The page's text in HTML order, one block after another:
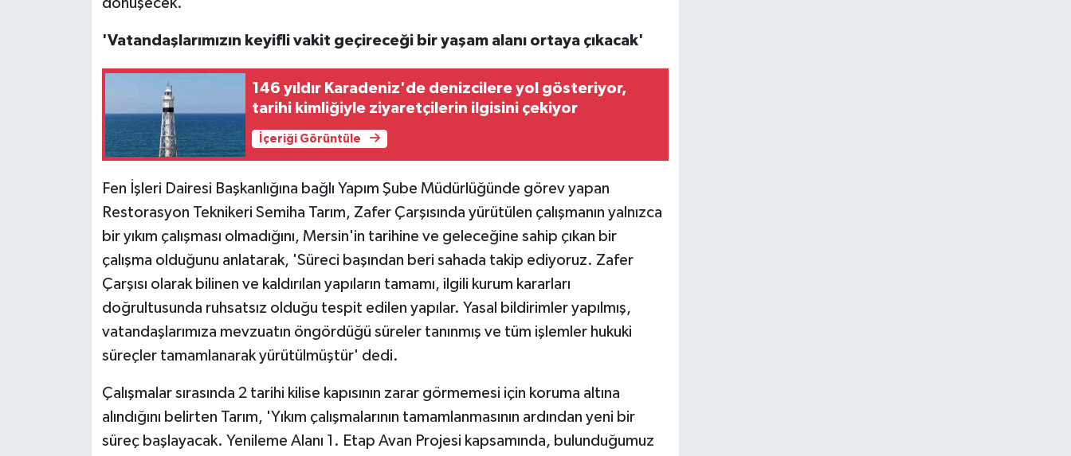
dönüşecek.
'Vatandaşlarımızın keyifli vakit geçireceği bir yaşam alanı ortaya çıkacak'
146 yıldır Karadeniz'de denizcilere yol gösteriyor,
tarihi kimliğiyle ziyaretçilerin ilgisini çekiyor
İçeriği Görüntüle
Fen İşleri Dairesi Başkanlığına bağlı Yapım Şube Müdürlüğünde görev yapan
Restorasyon Teknikeri Semiha Tarım, Zafer Çarşısında yürütülen çalışmanın yalnızca
bir yıkım çalışması olmadığını, Mersin'in tarihine ve geleceğine sahip çıkan bir
çalışma olduğunu anlatarak, 'Süreci başından beri sahada takip ediyoruz. Zafer
Çarşısı olarak bilinen ve kaldırılan yapıların tamamı, ilgili kurum kararları
doğrultusunda ruhsatsız olduğu tespit edilen yapılar. Yasal bildirimler yapılmış,
vatandaşlarımıza mevzuatın öngördüğü süreler tanınmış ve tüm işlemler hukuki
süreçler tamamlanarak yürütülmüştür' dedi.
Çalışmalar sırasında 2 tarihi kilise kapısının zarar görmemesi için koruma altına
alındığını belirten Tarım, 'Yıkım çalışmalarının tamamlanmasının ardından yeni bir
süreç başlayacak. Yenileme Alanı 1. Etap Avan Projesi kapsamında, bulunduğumuz